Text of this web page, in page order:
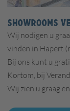
SHOWROOMS
Wij nodigen u
vinden in Hapert
Bij ons kunt u
Kortom, bij
Wij zien u graag